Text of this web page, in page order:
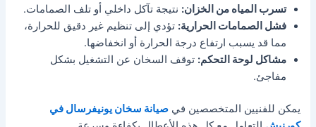
تسرب المياه من الخزان: نتيجة تآكل داخلي أو تلف الصمامات.
فشل الصمامات الحرارية: تؤدي إلى تنظيم غير دقيق للحرارة،
مما قد يسبب ارتفاع درجة الحرارة أو انخفاضها.
مشاكل لوحة التحكم: توقف السخان عن التشغيل بشكل
مفاجئ.
يمكن للفنيين المتخصصين فيصيانة سخان يونيفرسال في